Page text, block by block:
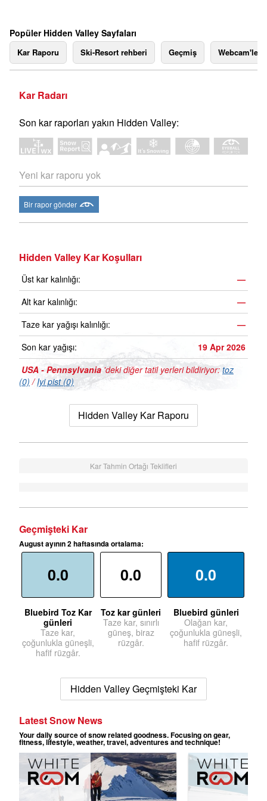
Popüler Hidden Valley Sayfaları
Kar Raporu Ski-Resort rehberi Geçmiş Webcam'ler
Kar Radarı
Son kar raporları yakın Hidden Valley:
Yeni kar raporu yok
Bir rapor gönder
Hidden Valley Kar Koşulları
Üst kar kalınlığı:
—
Alt kar kalınlığı:
—
Taze kar yağışı kalınlığı:
—
Son kar yağışı:
19 Apr 2026
USA - Pennsylvania'deki diğer tatil yerleri bildiriyor: toz
(0) /Iyi pist (0)
Hidden Valley Kar Raporu
Kar Tahmin Ortağı Teklifleri
Geçmişteki Kar
August ayının 2 haftasında ortalama:
0.0
Bluebird Toz Kar
günleri
Taze kar,
çoğunlukla güneşli,
hafif rüzgâr.
0.0
Toz kar günleri
Taze kar, sınırlı
güneş, biraz
rüzgâr.
0.0
Bluebird günleri
Olağan kar,
çoğunlukla güneşli,
hafif rüzgâr.
Hidden Valley Geçmişteki Kar